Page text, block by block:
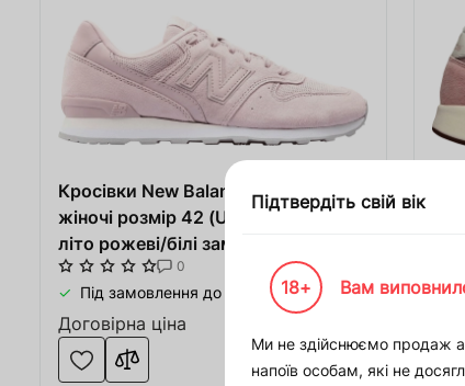
Кросівки New Balance WR996WPP
жіночі розмір 42 (US 9.5) весна-
літо рожеві/білі замша/сітка
0
Під замовлення до 30 днів
Договірна ціна
Дивитись
Підтвердіть свій вік
18+ Вам
Ми не здійснюємо продаж
напоїв особам, які не
Товар доданий в кошик
В кошику 0 товари(-ів) на суму 00 000 ₴
Оформити Продовжити покупки
УвійтиЗареєструватися
Увійти
Відновити пароль